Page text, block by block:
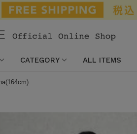
CATEGORY ALL ITEMS